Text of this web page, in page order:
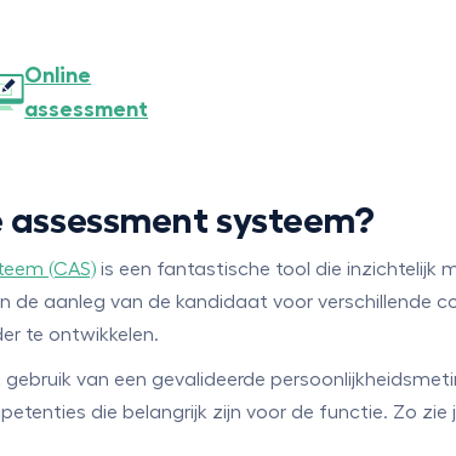
Online
assessment
systeem?
(CAS) is een fantastische tool die inzichtelijk
de aanleg van de kandidaat voor verschillende
te ontwikkelen.
van een gevalideerde
die belangrijk zijn voor de functie. Zo